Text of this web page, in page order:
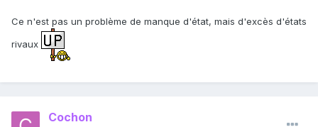
Ce n'est pas un problème de manque d'état, mais d'excès d'états
rivaux
Cochon